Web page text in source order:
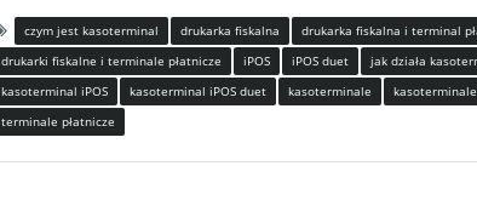
czym jest kasoterminal drukarka fiskalna drukarka fiskalna i terminal
drukarki fiskalne i terminale płatnicze
iPOS iPOS duet jak działa
kasoterminal iPOS
kasoterminal iPOS duet kasoterminale kasoterminale
terminale płatnicze